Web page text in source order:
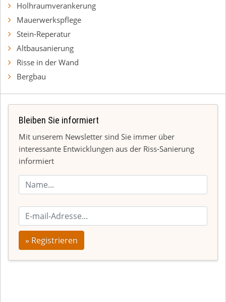
Holhraumverankerung
Mauerwerkspflege
Stein-Reperatur
Altbausanierung
Risse in der Wand
Bergbau
Bleiben Sie informiert
Mit unserem Newsletter sind Sie immer über
interessante Entwicklungen aus der Riss-Sanierung
informiert
» Registrieren